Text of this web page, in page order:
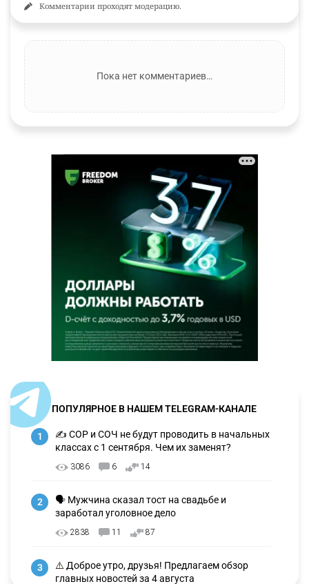
Комментарии проходят модерацию.
Пока нет комментариев…
ПОПУЛЯРНОЕ В НАШЕМ TELEGRAM-КАНАЛЕ
1
✍️ СОР и СОЧ не будут проводить в начальных
классах с 1 сентября. Чем их заменят?
3086 6 14
2
🗣 Мужчина сказал тост на свадьбе и
заработал уголовное дело
2838 11 87
3
⚠️ Доброе утро, друзья! Предлагаем обзор
главных новостей за 4 августа